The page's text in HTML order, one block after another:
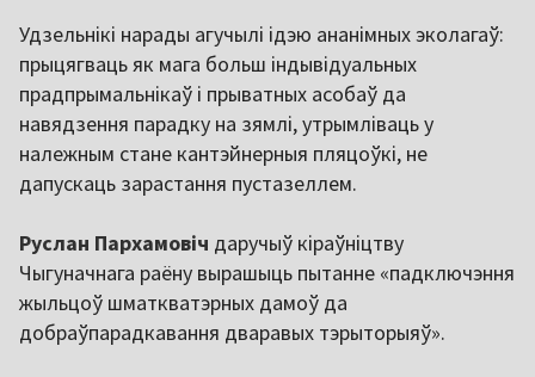
Удзельнікі нарады агучылі ідэю ананімных эколагаў:
прыцягваць як мага больш індывідуальных
прадпрымальнікаў і прыватных асобаў да
навядзення парадку на зямлі, утрымліваць у
належным стане кантэйнерныя пляцоўкі, не
дапускаць зарастання пустазеллем.
Руслан Пархамовіч даручыў кіраўніцтву
Чыгуначнага раёну вырашыць пытанне «падключэння
жыльцоў шматкватэрных дамоў да
добраўпарадкавання дваравых тэрыторыяў».